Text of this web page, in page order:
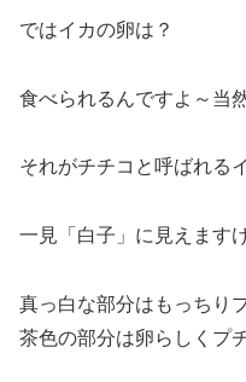
ではイカの卵は？
食べられるんですよ～当
それがチチコと呼ばれる
一見「白子」に見えます
真っ白な部分はもっちり
茶色の部分は卵らしくプ